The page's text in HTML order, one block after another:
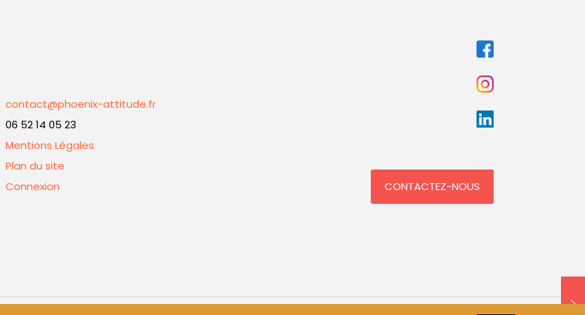
contact@phoenix-attitude.fr
06 52 14 05 23
Mentions Légales
Plan du site
Connexion
CONTACTEZ-NOUS